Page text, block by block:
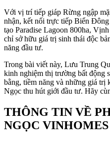
Với vị trí tiếp giáp Rừng ngập
nhận, kết nối trực tiếp Biển
tạo Paradise Lagoon 800ha,
chỉ sở hữu giá trị sinh thái độc
năng đầu tư.
Trong bài viết này, Lưu Trung
kinh nghiệm thị trường bất động
bằng, tiềm năng và những giá trị
Ngọc thu hút giới đầu tư. Hãy
THÔNG TIN VỀ
NGỌC